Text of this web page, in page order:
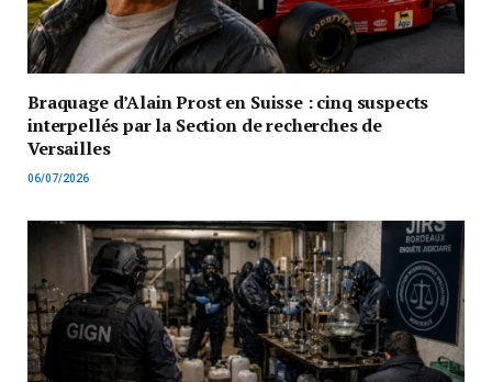
Braquage d’Alain Prost en Suisse : cinq suspects
interpellés par la Section de recherches de
Versailles
06/07/2026